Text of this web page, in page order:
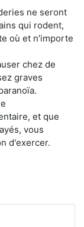
ne seront
qui rodent,
où et n'importe
chez de
graves
et que
vous
d'exercer.